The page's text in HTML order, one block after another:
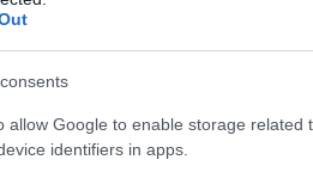
allow Google to enable storage related
identifiers in apps.
nella sezione